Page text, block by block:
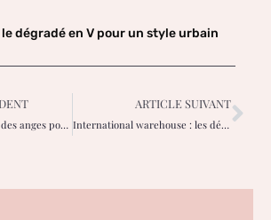
dégradé en V pour un style urbain
20h20 : le message des anges pour retrouver votre paix intérieure
ARTICLE SUIVANT
International warehouse : les délais pour recevoir vos articles de mode ?